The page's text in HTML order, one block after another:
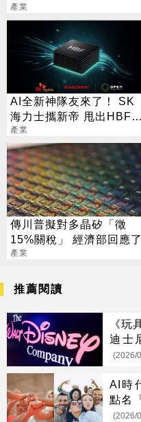
產業
AI全新神隊友來了！ SK
海力士攜新帝 甩出HBF黑
科技
產業
傳川普擬對多晶矽「徵
15%關稅」 經濟部回應了
產業
推薦閱讀
《玩
迪士
「重
(2026/
AI時
點名
崛起
(2026/